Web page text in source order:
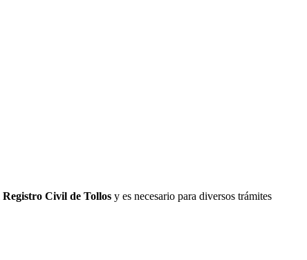
Registro Civil de Tollos y es necesario para diversos trámites